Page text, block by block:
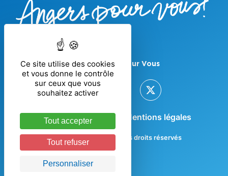
Suivre Angers Pour Vous
Nous contacter Mentions légales
© Angers Pour Vous - Tous droits réservés
Ce site utilise des cookies
et vous donne le contrôle
sur ceux que vous
souhaitez activer
Tout accepter
Tout refuser
Personnaliser